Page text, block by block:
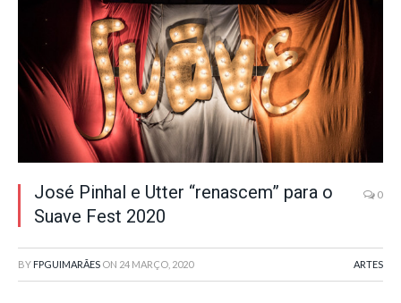
José Pinhal e Utter “renascem” para o
Suave Fest 2020
0
BY FPGUIMARÃES ON 24 MARÇO, 2020 ARTES